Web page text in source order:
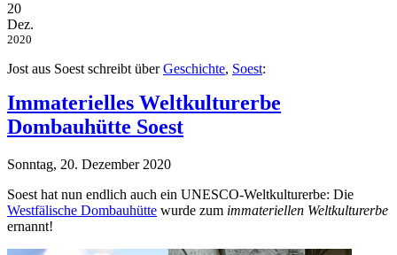
20
Dez.
2020
Jost aus Soest schreibt überGeschichte, Soest:
Immaterielles Weltkulturerbe
Dombauhütte Soest
Sonntag, 20. Dezember 2020
Soest hat nun endlich auch ein UNESCO-Weltkulturerbe: Die
Westfälische Dombauhütte wurde zum immateriellen Weltkulturerbe
ernannt!